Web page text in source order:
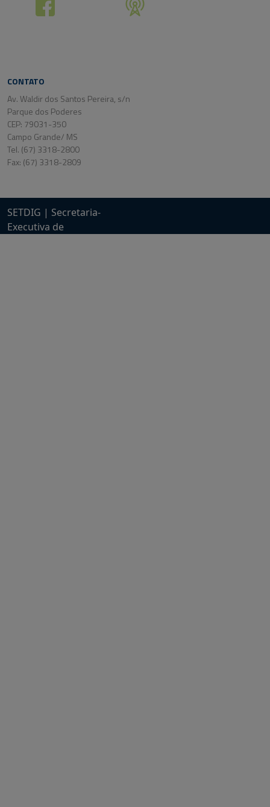
CONTATO
Av. Waldir dos Santos Pereira, s/n
Parque dos Poderes
CEP: 79031-350
Campo Grande/ MS
Tel. (67) 3318-2800
Fax: (67) 3318-2809
SETDIG | Secretaria-
Executiva de